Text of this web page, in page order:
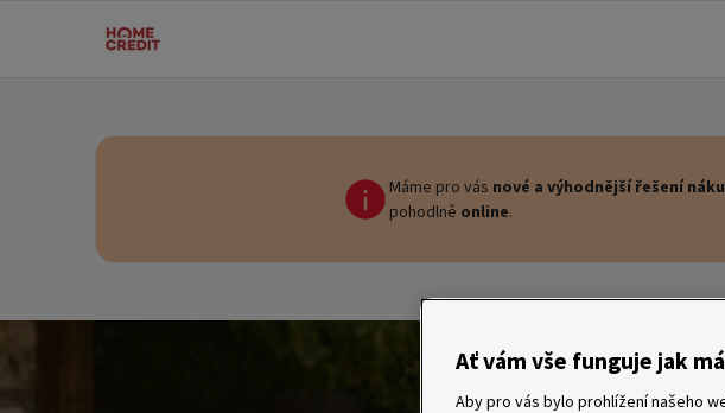
Máme pro vás nové a výhodnější řešení
pohodlně online.
Ať vám vše funguje jak má
Aby pro vás bylo prohlížení našeho